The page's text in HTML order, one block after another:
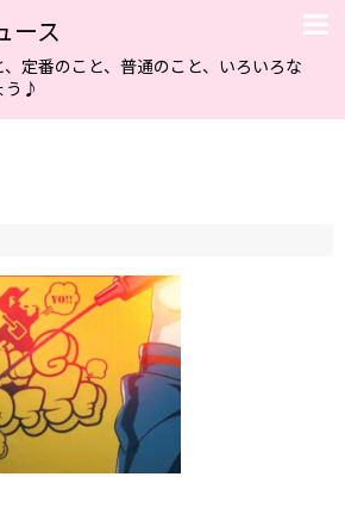
ース
定番のこと、普通のこと、いろいろな
う♪